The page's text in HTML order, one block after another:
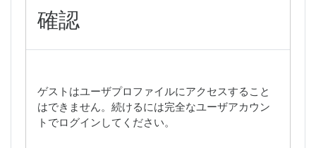
確認
ゲストはユーザプロファイルにアクセスすること
はできません。続けるには完全なユーザアカウン
トでログインしてください。